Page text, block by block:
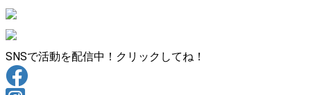
SNSで活動を配信中！クリックしてね！